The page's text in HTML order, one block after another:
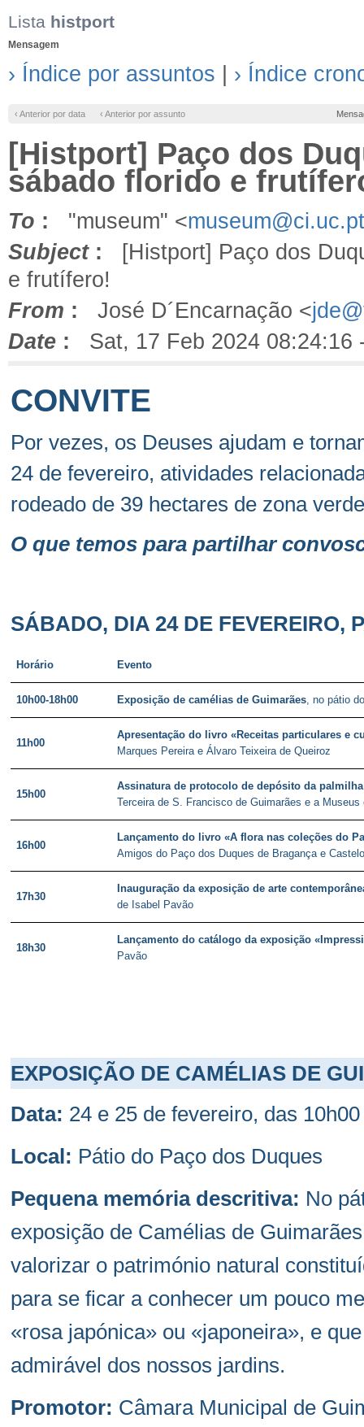
Lista histport
Mensagem
› Índice por assuntos › Índice
‹ Anterior por data ‹ Anterior por assunto
[Histport] Paço dos
sábado florido e
To : "museum" <museum@ci.uc.pt
Subject: [Histport] Paço dos
e frutífero!
From : José D´Encarnação <
Date : Sat, 17 Feb 2024 08:24:16
CONVITE
Por vezes, os Deuses ajudam e
24 de fevereiro, atividades
rodeado de 39 hectares de zona
O que temos para partilhar
SÁBADO, DIA 24 DE FEVEREIRO,
Horário Evento
10h00-18h00 Exposição de camélias de Guimarães , no pátio
11h00
Apresentação do livro «Receitas particulares e
Marques Pereira e Álvaro Teixeira de Queiroz
15h00
Assinatura de protocolo de depósito da
Terceira de S. Francisco de Guimarães e a
16h00
Lançamento do livro «A flora nas coleções do
Amigos do Paço dos Duques de Bragança e
17h30
Inauguração da exposição de arte
de Isabel Pavão
18h30
Lançamento do catálogo da exposição
Pavão
EXPOSIÇÃO DE CAMÉLIAS DE
Data: 24 e 25 de fevereiro, das
Local: Pátio do Paço dos Duques
Pequena memória descritiva: No
exposição de Camélias de
valorizar o património natural
para se ficar a conhecer um pouco
«rosa japónica» ou «japoneira», e
admirável dos nossos jardins.
Promotor: Câmara Municipal de